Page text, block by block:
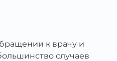
к врачу и
случаев